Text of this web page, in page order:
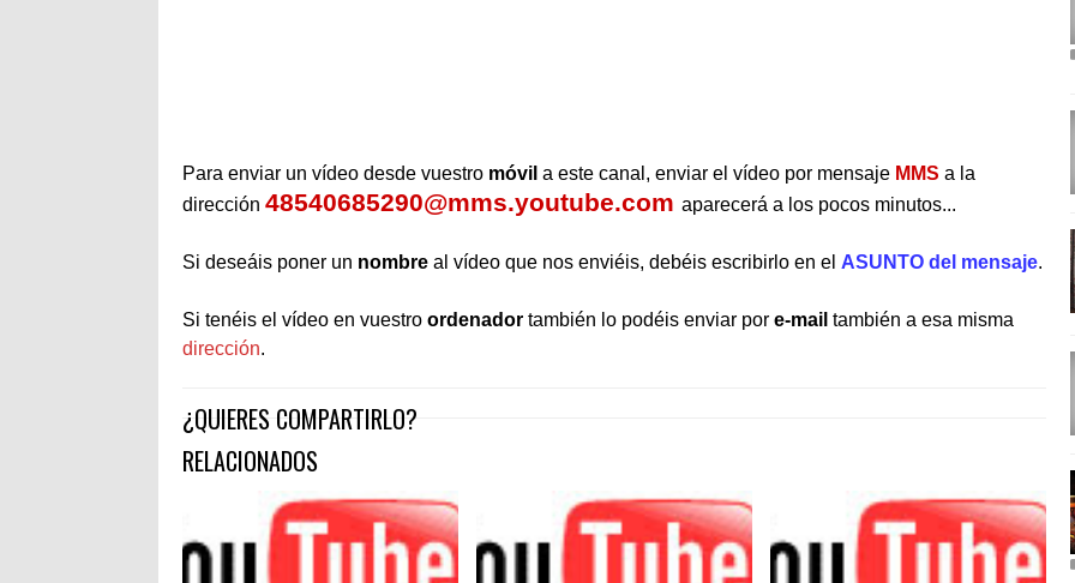
Para enviar un vídeo desde vuestro móvil a este canal, enviar el vídeo por mensaje MMS a la
dirección 48540685290@mms.youtube.com aparecerá a los pocos minutos...
Si deseáis poner un nombre al vídeo que nos enviéis, debéis escribirlo en el ASUNTO del mensaje.
Si tenéis el vídeo en vuestro ordenador también lo podéis enviar por e-mail también a esa misma
dirección.
¿QUIERES COMPARTIRLO?
RELACIONADOS